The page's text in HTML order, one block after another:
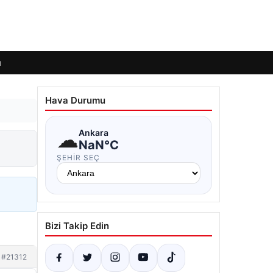
#21312
Hava Durumu
☁Ankara
NaN°C
ŞEHIR SEÇ
Bizi Takip Edin